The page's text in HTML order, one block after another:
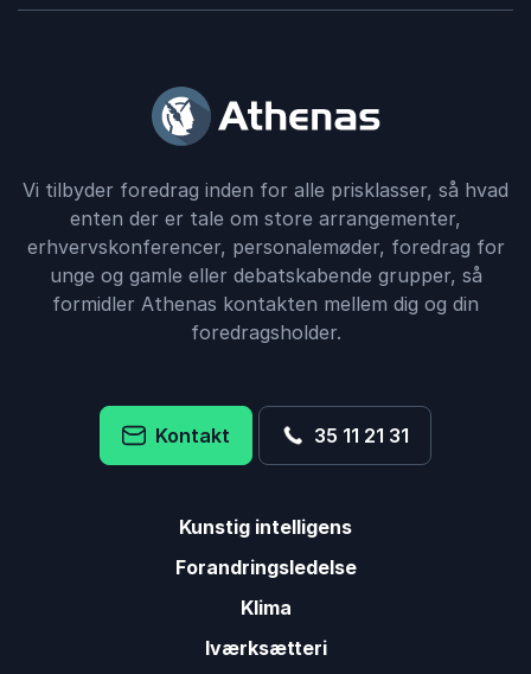
Vi tilbyder foredrag inden for alle prisklasser, så hvad
enten der er tale om store arrangementer,
erhvervskonferencer, personalemøder, foredrag for
unge og gamle eller debatskabende grupper, så
formidler Athenas kontakten mellem dig og din
foredragsholder.
Kontakt 35 11 21 31
Kunstig intelligens
Forandringsledelse
Klima
Iværksætteri